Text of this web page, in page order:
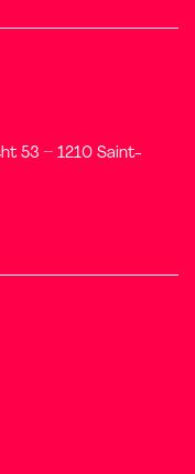
53 – 1210 Saint-